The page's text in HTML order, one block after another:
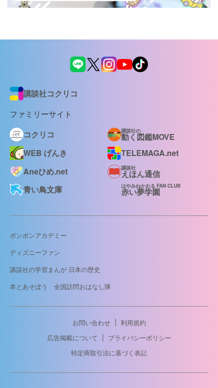
講談社コクリコ
ファミリーサイト
コクリコ
講談社の
動く図鑑MOVE
WEB げんき
TELEMAGA.net
Aneひめ.net
講談社
えほん通信
青い鳥文庫
はやみねかおる FAN CLUB
赤い夢学園
ボンボンアカデミー
ディズニーファン
講談社の学習まんが 日本の歴史
本とあそぼう 全国訪問おはなし隊
お問い合わせ
利用規約
広告掲載について
プライバシーポリシー
特定商取引法に基づく表記